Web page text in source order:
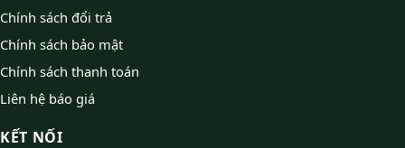
Chính sách đổi trả
Chính sách bảo mật
Chính sách thanh toán
Liên hệ báo giá
KẾT NỐI